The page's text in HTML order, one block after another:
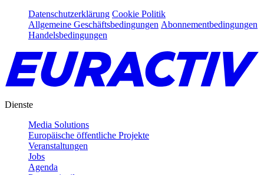
Datenschutzerklärung Cookie Politik
Allgemeine Geschäftsbedingungen Abonnementbedingungen
Handelsbedingungen
Dienste
Media Solutions
Europäische öffentliche Projekte
Veranstaltungen
Jobs
Agenda